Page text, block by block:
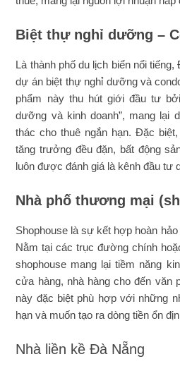
Biệt thự nghỉ dưỡng –
Là thành phố du lịch biển nổi
dự án biệt thự nghỉ dưỡng và
phẩm này thu hút giới đầu tư
dưỡng và kinh doanh”, mang lại
thác cho thuê ngắn hạn. Đặc
tăng trưởng đều đặn, bất động
luôn được đánh giá là kênh đầu tư
Nhà phố thương mại
Shophouse là sự kết hợp hoàn
Nằm tại các trục đường chính
shophouse mang lại tiềm năng
cửa hàng, nhà hàng cho đến văn
này đặc biệt phù hợp với những
hạn và muốn tạo ra dòng tiền ổn
Nhà liền kề Đà Nẵng